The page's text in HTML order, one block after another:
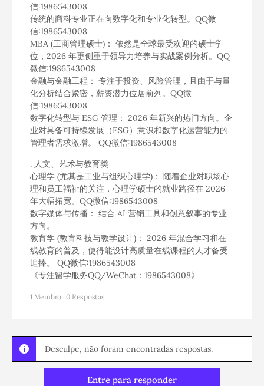
信:1986543008
传统的商科专业正在向数字化和专业化转型。QQ微
信:1986543008
MBA (工商管理硕士)： 依然是全球最受欢迎的硕士学
位，2026 年更侧重于领导力培养与实战案例分析。QQ
微信:1986543008
金融与金融工程： 专注于投资、风险管理，且由于与量
化分析结合紧密，薪资潜力位居前列。QQ微
信:1986543008
数字化转型与 ESG 管理： 2026 年新兴的热门方向。企
业对具备可持续发展（ESG）意识和数字化运营能力的
管理者需求激增。 QQ微信:1986543008
. 人文、艺术与教育类
心理学 (尤其是工业与组织心理学)： 随着企业对职场心
理和员工福祉的关注，心理学硕士的就业路径在 2026
年大幅拓宽。QQ微信:1986543008
数字媒体与传播： 结合 AI 营销工具和创意叙事的专业
方向。
教育学 (教育科技与教学设计)： 2026 年混合学习和在
线教育的普及，使得能设计高质量在线课程的人才备受
追捧。 QQ微信:1986543008
《专注留学服务QQ/WeChat：1986543008》
1 Membro · 0 Respostas
Desculpe, não foram encontradas respostas.
Entre para responder